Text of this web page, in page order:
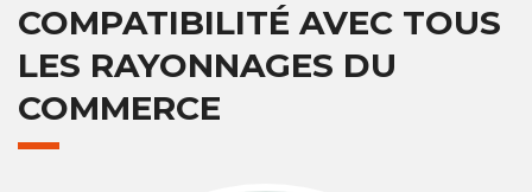
COMPATIBILITÉ AVEC TOUS
LES RAYONNAGES DU
COMMERCE